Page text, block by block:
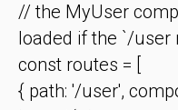
// the MyUser
loaded if the `/user
const routes = [
{ path: '/user',